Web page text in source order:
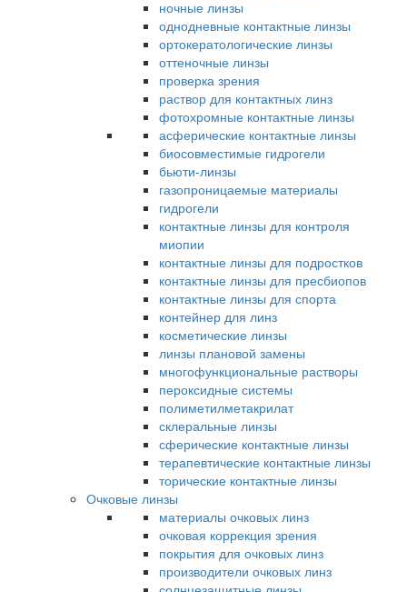
ночные линзы
однодневные контактные линзы
ортокератологические линзы
оттеночные линзы
проверка зрения
раствор для контактных линз
фотохромные контактные линзы
асферические контактные линзы
биосовместимые гидрогели
бьюти-линзы
газопроницаемые материалы
гидрогели
контактные линзы для контроля
миопии
контактные линзы для подростков
контактные линзы для пресбиопов
контактные линзы для спорта
контейнер для линз
косметические линзы
линзы плановой замены
многофункциональные растворы
пероксидные системы
полиметилметакрилат
склеральные линзы
сферические контактные линзы
терапевтические контактные линзы
торические контактные линзы
Очковые линзы
материалы очковых линз
очковая коррекция зрения
покрытия для очковых линз
производители очковых линз